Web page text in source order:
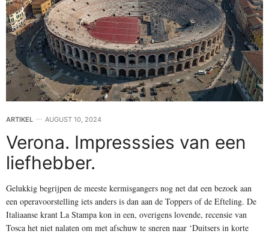
ARTIKEL AUGUST 10, 2024
Verona. Impresssies van een
liefhebber.
Gelukkig begrijpen de meeste kermisgangers nog net dat een bezoek aan
een operavoorstelling iets anders is dan aan de Toppers of de Efteling. De
Italiaanse krant La Stampa kon in een, overigens lovende, recensie van
Tosca het niet nalaten om met afschuw te sneren naar ‘Duitsers in korte